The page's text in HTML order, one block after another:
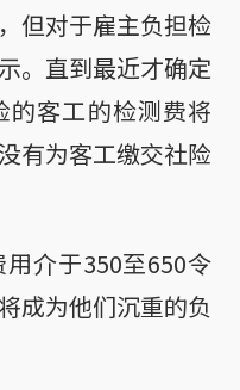
但对于雇主负担检
。直到最近才确定
的客工的检测费将
有为客工缴交社险
介于350至650令
成为他们沉重的负